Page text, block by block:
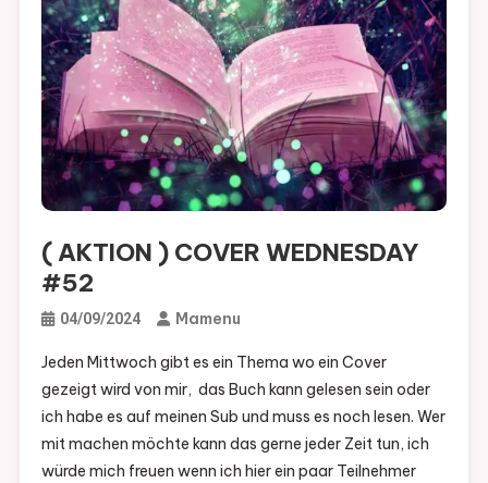
( AKTION ) COVER WEDNESDAY
#52
04/09/2024 Mamenu
Jeden Mittwoch gibt es ein Thema wo ein Cover
gezeigt wird von mir, das Buch kann gelesen sein oder
ich habe es auf meinen Sub und muss es noch lesen. Wer
mit machen möchte kann das gerne jeder Zeit tun, ich
würde mich freuen wenn ich hier ein paar Teilnehmer